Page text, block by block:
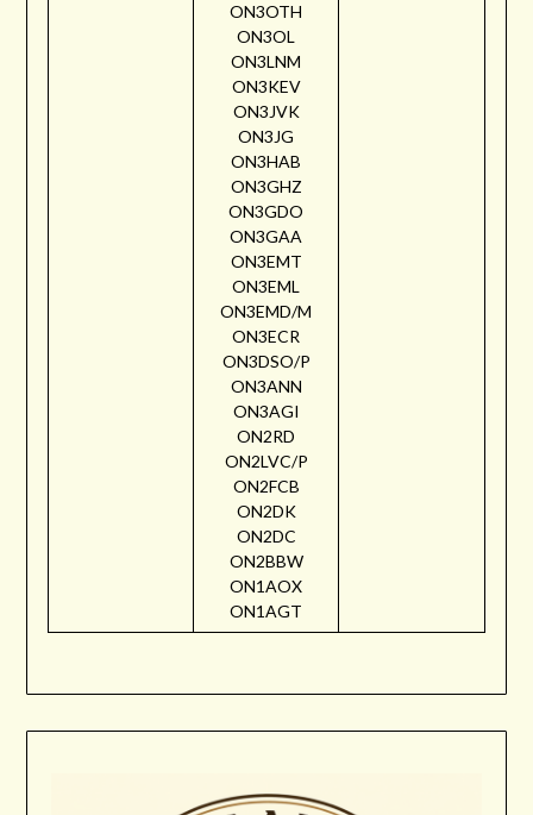
ON3OTH
ON3OL
ON3LNM
ON3KEV
ON3JVK
ON3JG
ON3HAB
ON3GHZ
ON3GDO
ON3GAA
ON3EMT
ON3EML
ON3EMD/M
ON3ECR
ON3DSO/P
ON3ANN
ON3AGI
ON2RD
ON2LVC/P
ON2FCB
ON2DK
ON2DC
ON2BBW
ON1AOX
ON1AGT